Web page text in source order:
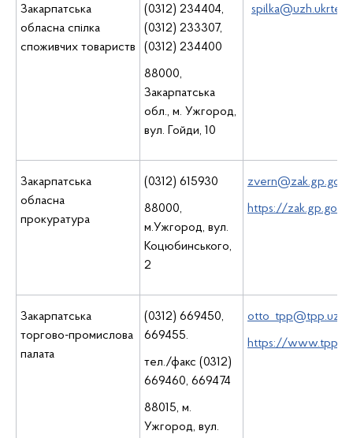
Закарпатська
обласна спілка
споживчих товариств
(0312) 234404,
(0312) 233307,
(0312) 234400
88000,
Закарпатська
обл., м. Ужгород,
вул. Гойди, 10
Закарпатська
обласна
прокуратура
(0312) 615930
88000,
м.Ужгород, вул.
Коцюбинського,
2
https://
Закарпатська
торгово-промислова
палата
(0312) 669450,
669455.
тел./факс (0312)
669460, 669474
88015, м.
Ужгород, вул.
https://